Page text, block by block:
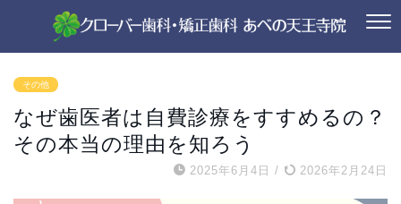
その他
なぜ歯医者は自費診療をすすめるの？
その本当の理由を知ろう
2025年6月4日 / 2026年2月24日